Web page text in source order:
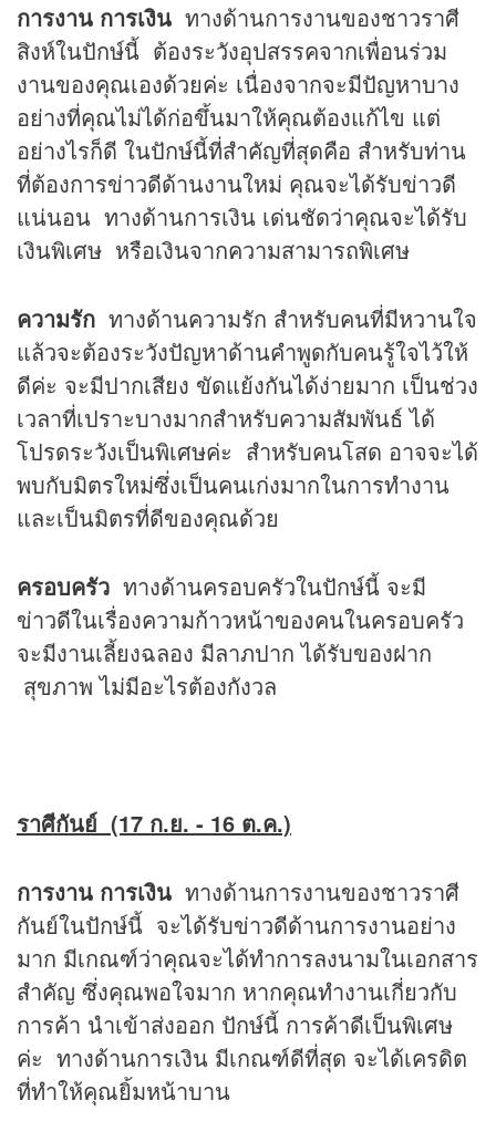
การงาน การเงิน ทางด้านการงานของชาวราศี
สิงห์ในปักษ์นี้ ต้องระวังอุปสรรคจากเพื่อนร่วม
งานของคุณเองด้วยค่ะ เนื่องจากจะมีปัญหาบาง
อย่างที่คุณไม่ได้ก่อขึ้นมาให้คุณต้องแก้ไข แต่
อย่างไรก็ดี ในปักษ์นี้ที่สำคัญที่สุดคือ สำหรับท่าน
ที่ต้องการข่าวดีด้านงานใหม่ คุณจะได้รับข่าวดี
แน่นอน ทางด้านการเงิน เด่นชัดว่าคุณจะได้รับ
เงินพิเศษ หรือเงินจากความสามารถพิเศษ
ความรัก ทางด้านความรัก สำหรับคนที่มีหวานใจ
แล้วจะต้องระวังปัญหาด้านคำพูดกับคนรู้ใจไว้ให้
ดีค่ะ จะมีปากเสียง ขัดแย้งกันได้ง่ายมาก เป็นช่วง
เวลาที่เปราะบางมากสำหรับความสัมพันธ์ ได้
โปรดระวังเป็นพิเศษค่ะ สำหรับคนโสด อาจจะได้
พบกับมิตรใหม่ซึ่งเป็นคนเก่งมากในการทำงาน
และเป็นมิตรที่ดีของคุณด้วย
ครอบครัว ทางด้านครอบครัวในปักษ์นี้ จะมี
ข่าวดีในเรื่องความก้าวหน้าของคนในครอบครัว
จะมีงานเลี้ยงฉลอง มีลาภปาก ได้รับของฝาก
สุขภาพ ไม่มีอะไรต้องกังวล
ราศีกันย์ (17 ก.ย. - 16 ต.ค.)
การงาน การเงิน ทางด้านการงานของชาวราศี
กันย์ในปักษ์นี้ จะได้รับข่าวดีด้านการงานอย่าง
มาก มีเกณฑ์ว่าคุณจะได้ทำการลงนามในเอกสาร
สำคัญ ซึ่งคุณพอใจมาก หากคุณทำงานเกี่ยวกับ
การค้า นำเข้าส่งออก ปักษ์นี้ การค้าดีเป็นพิเศษ
ค่ะ ทางด้านการเงิน มีเกณฑ์ดีที่สุด จะได้เครดิต
ที่ทำให้คุณยิ้มหน้าบาน